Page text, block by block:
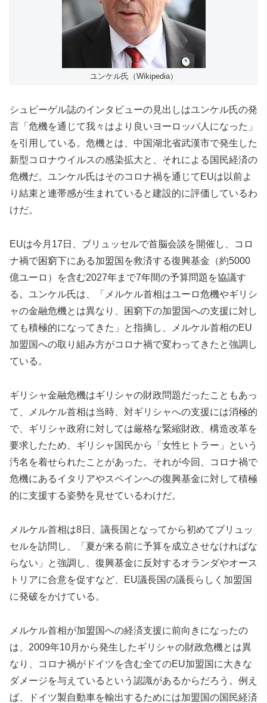
ユンケル氏（Wikipedia）
シュピーゲル誌のインタビューの見出しはユンケル氏の発
言「危機を通じて我々はより良いヨーロッパ人になった」
を引用している。危機とは、中国湖北省武漢市で発生した
新型コロナウイルスの感染拡大と、それによる国民経済の
危機だ。ユンケル氏はそのコロナ禍を通じてEUは以前よ
り結束と連帯感が生まれていると建設的に評価しているわ
けだ。
EUは今月17日、ブリュッセルで首脳会談を開催し、コロ
ナ禍で困窮下にある加盟国を救済する復興基金（約5000
億ユーロ）を含む2027年まで7年間の予算問題を協議す
る。ユンケル氏は、「メルケル首相はユーロ危機やギリシ
ャの金融危機とは異なり、困窮下の加盟国への支援に対し
ても積極的になってきた」と指摘し、メルケル首相のEU
加盟国への取り組み方がコロナ禍で変わってきたと強調し
ている。
ギリシャ金融危機はギリシャの財政問題だったこともあっ
て、メルケル首相は当時、対ギリシャへの支援には消極的
で、ギリシャ政府に対しては厳格な緊縮財政、構造改革を
要求したため、ギリシャ国民から「女性ヒトラー」という
汚名を着せられたことがあった。それが今回、コロナ禍で
危機にあるイタリアやスペインへの復興基金に対して積極
的に支援する姿勢を見せているわけだ。
メルケル首相は8日、議長国となってから初めてブリュッ
セルを訪問し、「夏が来る前に予算を成立させなければな
らない」と強調し、復興基金に反対するオランダやオース
トリアに合意を促すなど、EU議長国の議長らしく加盟国
に発破をかけている。
メルケル首相が加盟国への経済支援に前向きになったの
は、2009年10月から発生したギリシャの財政危機とは異
なり、コロナ禍がドイツを含む全てのEU加盟国に大きな
ダメージを与えているという認識があるからだろう。例え
ば、ドイツ製自動車を輸出するためには加盟国の国民経済